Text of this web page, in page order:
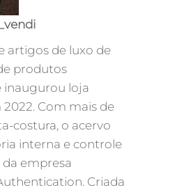
artigos de luxo de
produtos
inaugurou loja
Com mais de
costura, o acervo
interna e controle
empresa
Criada